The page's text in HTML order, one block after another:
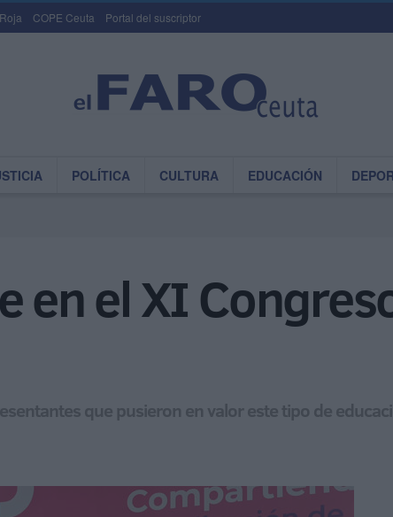
COPE Ceuta Portal del suscriptor
POLÍTICA CULTURA EDUCACIÓN
en el XI
que pusieron en valor este tipo de